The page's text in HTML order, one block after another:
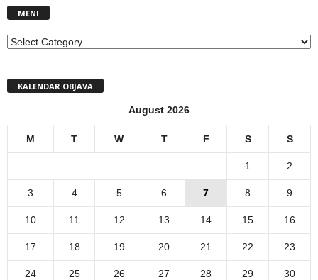
MENI
MENI
KALENDAR OBJAVA
August 2026
M T W T F S S
1 2
3 4 5 6 7 8 9
10 11 12 13 14 15 16
17 18 19 20 21 22 23
24 25 26 27 28 29 30